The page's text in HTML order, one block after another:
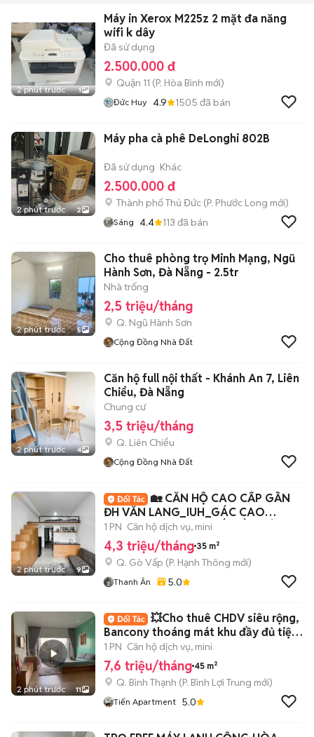
2 phút trước 1
Máy in Xerox M225z 2 mặt đa năng
wifi k dây
Đã sử dụng
2.500.000 đ
Quận 11 (P. Hòa Bình mới)
Đức Huy 4.9 1505 đã bán
2 phút trước 2
Máy pha cà phê DeLonghi 802B
Đã sử dụng Khác
2.500.000 đ
Thành phố Thủ Đức (P. Phước Long mới)
Sáng 4.4 113 đã bán
2 phút trước 5
Cho thuê phòng trọ Minh Mạng, Ngũ
Hành Sơn, Đà Nẵng - 2.5tr
Nhà trống
2,5 triệu/tháng
Q. Ngũ Hành Sơn
Cộng Đồng Nhà Đất
2 phút trước 4
Căn hộ full nội thất - Khánh An 7, Liên
Chiểu, Đà Nẵng
Chung cư
3,5 triệu/tháng
Q. Liên Chiểu
Cộng Đồng Nhà Đất
2 phút trước 9
🏡 CĂN HỘ CAO CẤP GẦN
ĐH VĂN LANG_IUH_GÁC CAO
2M_BANCOL_NỘI THẤT ĐẦY ĐỦ
1 PN Căn hộ dịch vụ, mini
4,3 triệu/tháng 35 m²
Q. Gò Vấp (P. Hạnh Thông mới)
Thanh Ân 5.0
2 phút trước 11
💥Cho thuê CHDV siêu rộng,
Bancony thoáng mát khu đầy đủ tiện
nghi
1 PN Căn hộ dịch vụ, mini
7,6 triệu/tháng 45 m²
Q. Bình Thạnh (P. Bình Lợi Trung mới)
Tiến Apartment 5.0